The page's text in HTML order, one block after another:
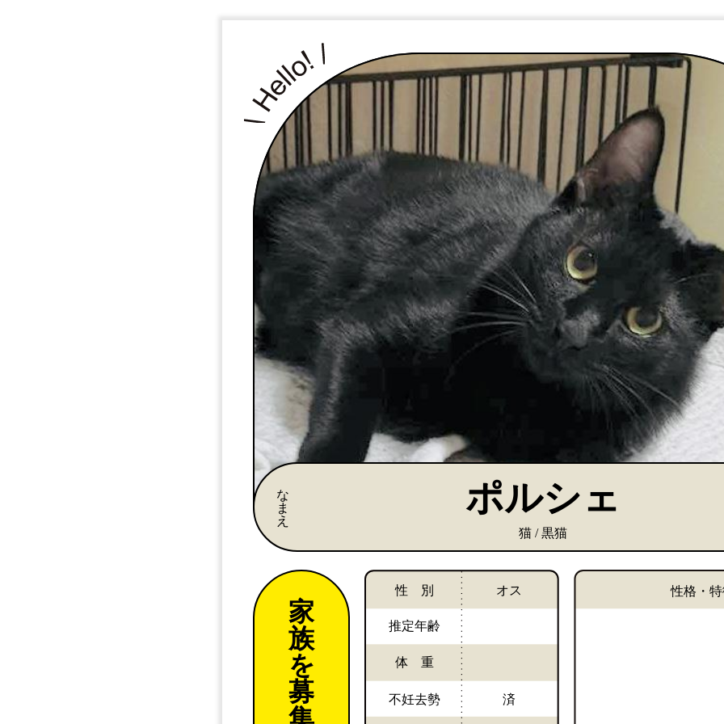
な
ま
え
ポルシェ
猫 / 黒猫
家
族
を
募
集
性 別
推定年齢
体 重
不妊去勢
オス
済
性格・